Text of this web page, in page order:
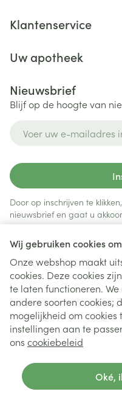
Wij gebruiken cookies
Onze webshop maakt
cookies. Deze cookies
te laten functioneren.
andere soorten cookies;
mogelijkheid om
instellingen aan te
ons cookiebeleid
Oké,
Klantenservice
Uw apotheek
Nieuwsbrief
Blijf op de hoogte van
Door op inschrijven te
nieuwsbrief en gaat u
Juridische links